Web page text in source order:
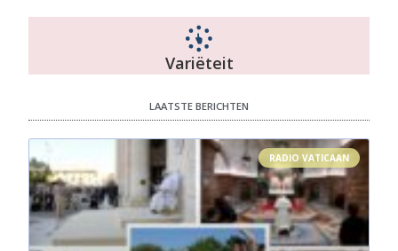
Variëteit
LAATSTE BERICHTEN
RADIO VATICAAN